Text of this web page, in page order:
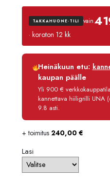
TAKKAHUONE-TILI vain
· koroton 12 kk
Luottoaika
Korko
Käsittelymaksu
Maksettava yhteensä
Heinäkuun etu:
kaupan päälle
Yli 900 €
kannettava hiiligrilli UNA
9.8 asti.
+ toimitus 240,00 €
Lasi